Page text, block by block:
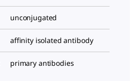
unconjugated
affinity isolated antibody
primary antibodies